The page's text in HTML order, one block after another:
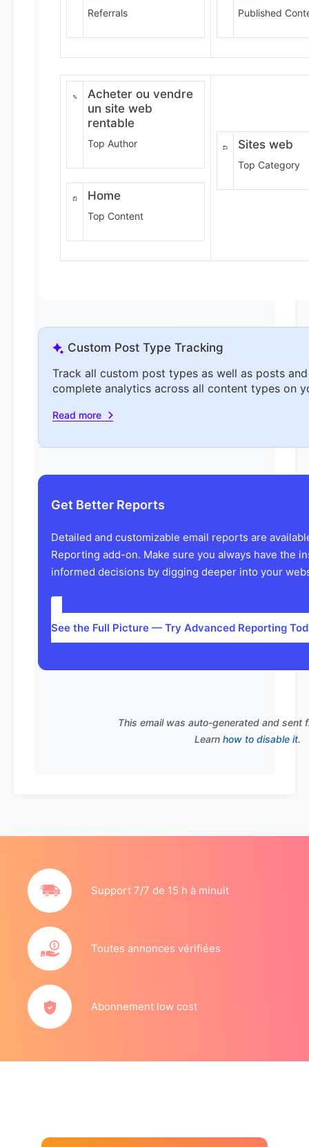
Referrals Published
Acheter ou vendre
un site web
rentable
Top Author
Home
Top Content
Sites web
Top Category
Custom Post Type Tracking
Track all custom post types as well as posts
complete analytics across all content types on
Read more
Get Better Reports
Detailed and customizable email reports are
Reporting add-on. Make sure you always have the
informed decisions by digging deeper into your
See the Full Picture — Try Advanced Reporting
This email was auto-generated and sent
Learn how to disable it.
Support 7/7 de 15 h à minuit
Toutes annonces vérifiées
Abonnement low cost